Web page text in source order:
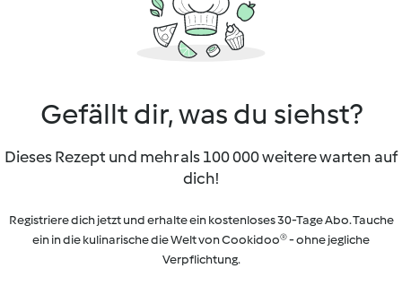
Gefällt dir, was du siehst?
Dieses Rezept und mehr als 100 000 weitere warten auf
dich!
Registriere dich jetzt und erhalte ein kostenloses 30-Tage Abo. Tauche
ein in die kulinarische die Welt von Cookidoo® - ohne jegliche
Verpflichtung.